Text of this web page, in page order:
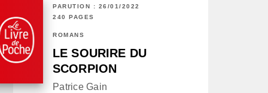
PARUTION : 26/01/2022
240 PAGES
ROMANS
LE SOURIRE DU
SCORPION
Patrice Gain